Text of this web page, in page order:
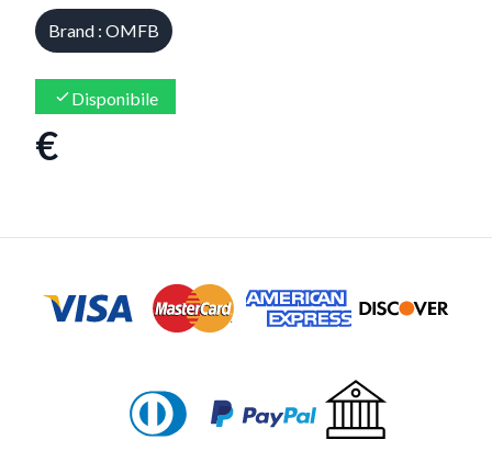
Brand : OMFB
Disponibile
€